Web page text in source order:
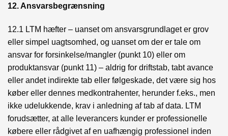
12. Ansvarsbegrænsning
12.1 LTM hæfter – uanset om ansvarsgrundlaget er grov
eller simpel uagtsomhed, og uanset om der er tale om
ansvar for forsinkelse/mangler (punkt 10) eller om
produktansvar (punkt 11) – aldrig for driftstab, tabt avance
eller andet indirekte tab eller følgeskade, det være sig hos
køber eller dennes medkontrahenter, herunder f.eks., men
ikke udelukkende, krav i anledning af tab af data. LTM
forudsætter, at alle leverancers kunder er professionelle
købere eller rådgivet af en uafhængig professionel inden